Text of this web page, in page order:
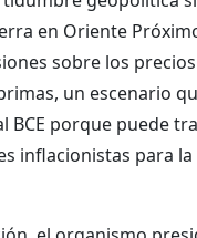
en Oriente
sobre los
un escenario
BCE porque puede
inflacionistas para